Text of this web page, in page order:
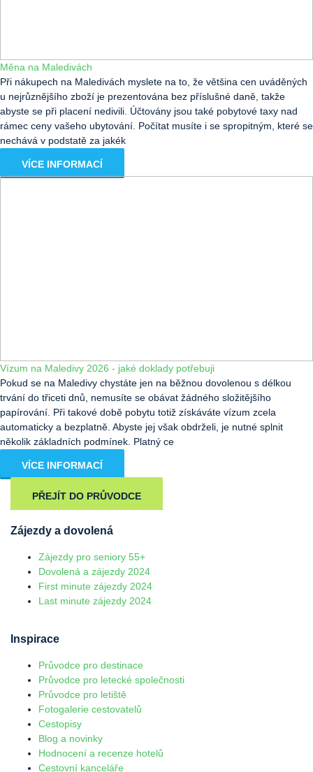
Měna na Maledivách
Při nákupech na Maledivách myslete na to, že většina cen uváděných
u nejrůznějšího zboží je prezentována bez příslušné daně, takže
abyste se při placení nedivili. Účtovány jsou také pobytové taxy nad
rámec ceny vašeho ubytování. Počítat musíte i se spropitným, které se
nechává v podstatě za jakék
VÍCE INFORMACÍ
Vízum na Maledivy 2026 - jaké doklady potřebuji
Pokud se na Maledivy chystáte jen na běžnou dovolenou s délkou
trvání do třiceti dnů, nemusíte se obávat žádného složitějšího
papírování. Při takové době pobytu totiž získáváte vízum zcela
automaticky a bezplatně. Abyste jej však obdrželi, je nutné splnit
několik základních podmínek. Platný ce
VÍCE INFORMACÍ
PŘEJÍT DO PRŮVODCE
Zájezdy a dovolená
Zájezdy pro seniory 55+
Dovolená a zájezdy 2024
First minute zájezdy 2024
Last minute zájezdy 2024
Inspirace
Průvodce pro destinace
Průvodce pro letecké společnosti
Průvodce pro letiště
Fotogalerie cestovatelů
Cestopisy
Blog a novinky
Hodnocení a recenze hotelů
Cestovní kanceláře